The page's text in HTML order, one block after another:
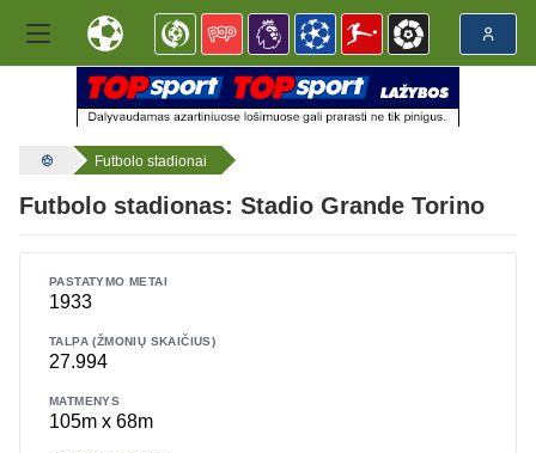
Futbolo stadionai
Futbolo stadionas: Stadio Grande Torino
PASTATYMO METAI
1933
TALPA (ŽMONIŲ SKAIČIUS)
27.994
MATMENYS
105m x 68m